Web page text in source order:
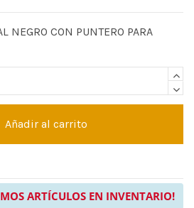
NEGRO CON PUNTERO PARA
Añadir al carrito
ARTÍCULOS EN INVENTARIO!